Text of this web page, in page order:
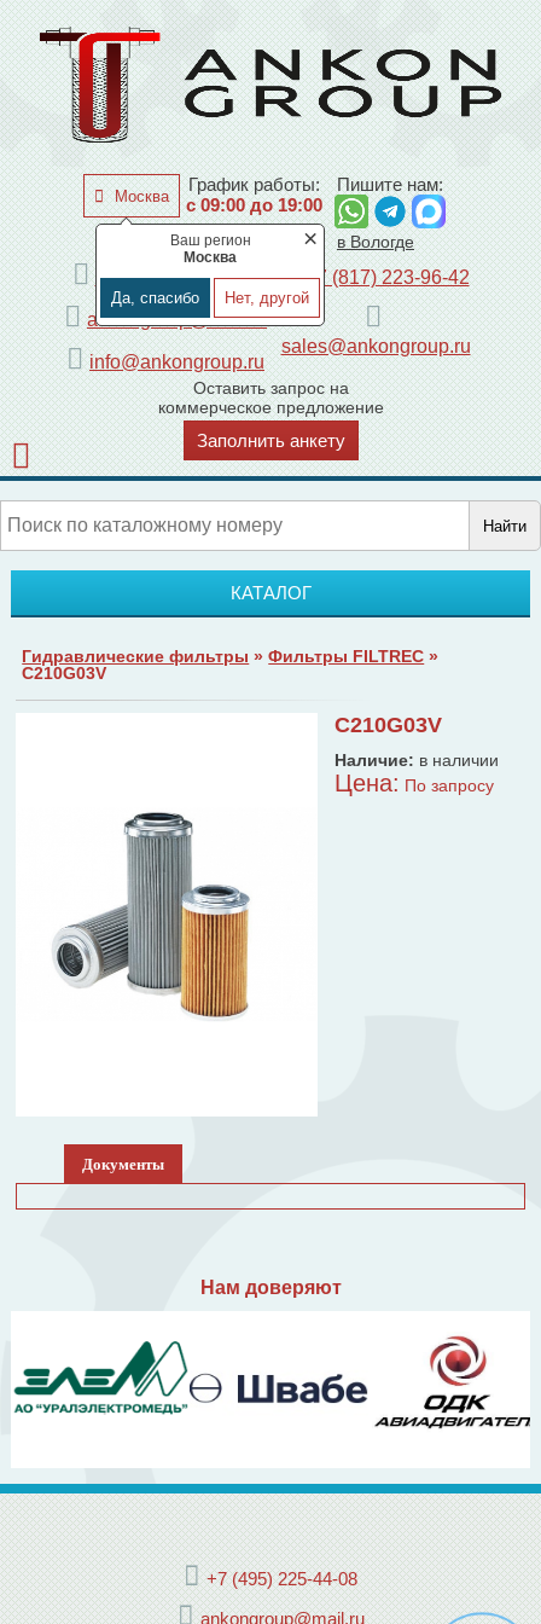
Москва
×
Ваш регион
Москва
Да, спасибо Нет, другой
График работы:
с 09:00 до 19:00
Пишите нам:
по Москве
+7 (495) 225-44-08
ankongroup@mail.ru
info@ankongroup.ru
в Вологде
+7 (817) 223-96-42
sales@ankongroup.ru
Оставить запрос на
коммерческое предложение
Заполнить анкету
Найти
КАТАЛОГ
Гидравлические фильтры »Фильтры FILTREC »
C210G03V
C210G03V
Наличие: в наличии
Цена: По запросу
Документы
Нам доверяют
+7 (495) 225-44-08
ankongroup@mail.ru